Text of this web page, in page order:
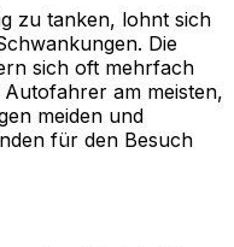
zu tanken, lohnt sich
Die
sich oft mehrfach
am meisten,
meiden und
für den Besuch